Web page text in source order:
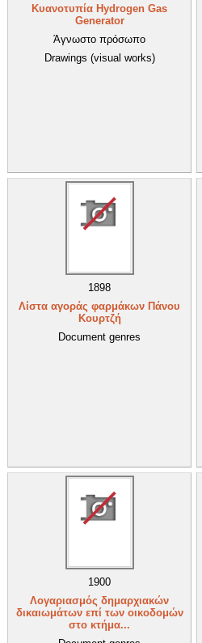
Κυανοτυπία Hydrogen Gas
Generator
Άγνωστο πρόσωπο
Drawings (visual works)
1898
Λίστα αγοράς φαρμάκων Πάνου
Κουρτζή
Document genres
1900
Λογαριασμός δημαρχιακών
δικαιωμάτων επί των οικοδομών
στο κτήμα...